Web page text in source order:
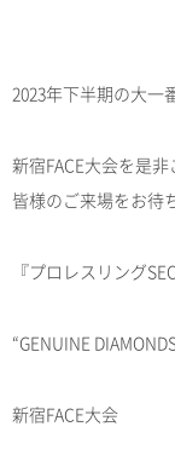
2023年下半期の大一
新宿FACE大会を是非
皆様のご来場をお待
『プロレスリング
“GENUINE
新宿FACE大会